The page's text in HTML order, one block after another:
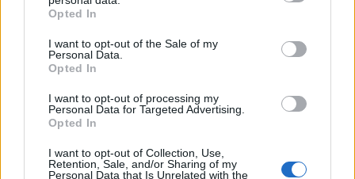
grant or deny consent to Google and its third-party tags to
use your data for below specified purposes in below Google
consent section.
Opted In
I want to opt-out of the Sale of my
Personal Data.
Opted In
I want to opt-out of processing my
Personal Data for Targeted Advertising.
Opted In
I want to opt-out of Collection, Use,
Retention, Sale, and/or Sharing of my
Personal Data that Is Unrelated with the
Covid, sept symptômes annonciateurs du
virus : comment distinguer le Covid des
maladies saisonnières
Le seulmoyen sûr de faire un diagnostic différentiel est de
réaliser un test PCR
, mais pour décider s’il faut le faire, on
s’aider de la liste des symptômes présentés ci-